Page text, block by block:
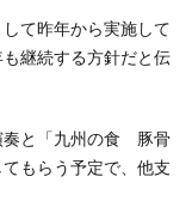
て昨年から実施して
継続する方針だと伝
奏と「九州の食 豚骨
もらう予定で、他支